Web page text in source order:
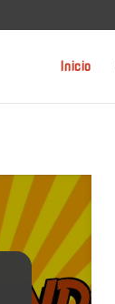
Inicio